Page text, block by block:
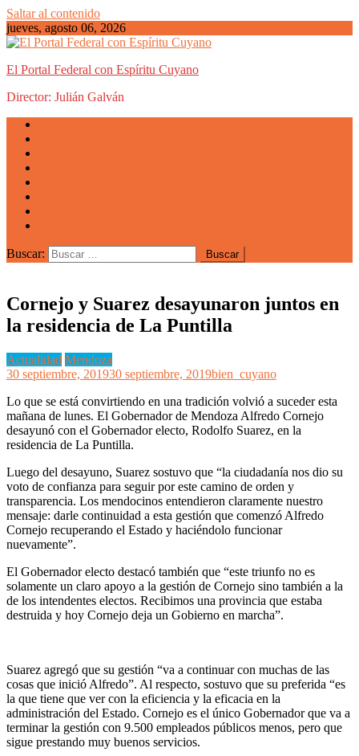
Saltar al contenido
jueves, agosto 06, 2026
El Portal Federal con Espíritu Cuyano
Director: Julián Galván
Buscar:
Cornejo y Suarez desayunaron juntos en
la residencia de La Puntilla
Actualidad Mendoza
30 septiembre, 201930 septiembre, 2019bien_cuyano
Lo que se está convirtiendo en una tradición volvió a suceder esta
mañana de lunes. El Gobernador de Mendoza Alfredo Cornejo
desayunó con el Gobernador electo, Rodolfo Suarez, en la
residencia de La Puntilla.
Luego del desayuno, Suarez sostuvo que “la ciudadanía nos dio su
voto de confianza para seguir por este camino de orden y
transparencia. Los mendocinos entendieron claramente nuestro
mensaje: darle continuidad a esta gestión que comenzó Alfredo
Cornejo recuperando el Estado y haciéndolo funcionar
nuevamente”.
El Gobernador electo destacó también que “este triunfo no es
solamente un claro apoyo a la gestión de Cornejo sino también a la
de los intendentes electos. Recibimos una provincia que estaba
destruida y hoy Cornejo deja un Gobierno en marcha”.
Suarez agregó que su gestión “va a continuar con muchas de las
cosas que inició Alfredo”. Al respecto, sostuvo que su preferida “es
la que tiene que ver con la eficiencia y la eficacia en la
administración del Estado. Cornejo es el único Gobernador que va a
terminar la gestión con 9.500 empleados públicos menos, pero que
sigue prestando muy buenos servicios.